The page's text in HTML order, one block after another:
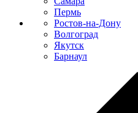
Пермь
Ростов-на-Дону
Волгоград
Якутск
Барнаул